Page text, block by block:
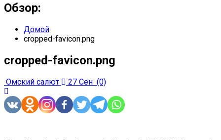
Обзор:
Домой
cropped-favicon.png
cropped-favicon.png
Омский салют 27 Сен (0)